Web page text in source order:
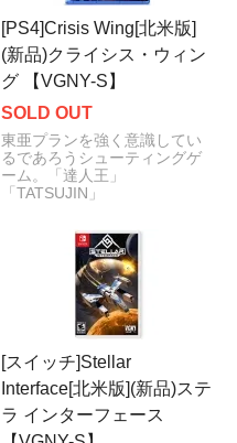
[PS4]Crisis Wing[北米版]
(新品)クライシス・ウィン
グ 【VGNY-S】
SOLD OUT
東亜プランを強く意識してい
るであろうシューティングゲ
ーム。「達人王」
「TATSUJIN」
[スイッチ]Stellar
Interface[北米版](新品)ステ
ラ インターフェース